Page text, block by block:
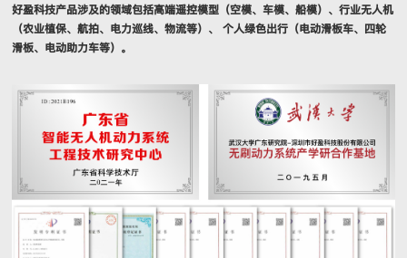
好盈科技产品涉及的领域包括高端遥控模型（空模、车模、船模）、行业无人机
（农业植保、航拍、电力巡线、物流等）、 个人绿色出行（电动滑板车、四轮
滑板、电动助力车等）。